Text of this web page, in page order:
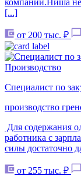
[...]
от 200 тыс. ₽
Производство
Специалист по
производство
Для содержания
работника с
силы достаточно
от 255 тыс. ₽